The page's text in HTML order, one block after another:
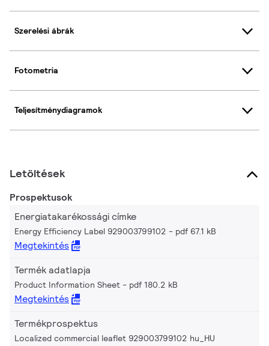
Szerelési ábrák
Fotometria
Teljesítménydiagramok
Letöltések
Prospektusok
Energiatakarékossági címke
Energy Efficiency Label 929003799102 pdf 67.1 kB
Megtekintés
Termék adatlapja
Product Information Sheet pdf 180.2 kB
Megtekintés
Termékprospektus
Localized commercial leaflet 929003799102 hu_HU